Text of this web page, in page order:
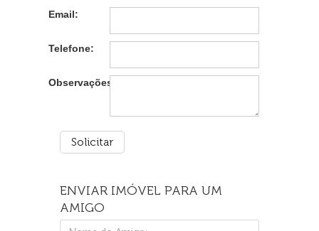
Email:
Telefone:
Observações:
ENVIAR IMÓVEL PARA UM
AMIGO